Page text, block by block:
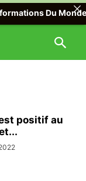
positif au
Du